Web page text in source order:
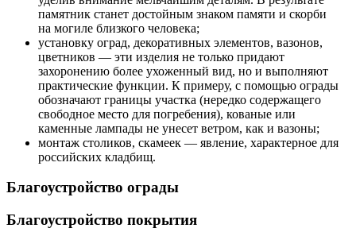
памятник станет достойным знаком памяти и скорби
на могиле близкого человека;
установку оград, декоративных элементов, вазонов,
цветников — эти изделия не только придают
захоронению более ухоженный вид, но и выполняют
практические функции. К примеру, с помощью ограды
обозначают границы участка (нередко содержащего
свободное место для погребения), кованые или
каменные лампады не унесет ветром, как и вазоны;
монтаж столиков, скамеек — явление, характерное для
российских кладбищ.
Благоустройство ограды
Благоустройство покрытия